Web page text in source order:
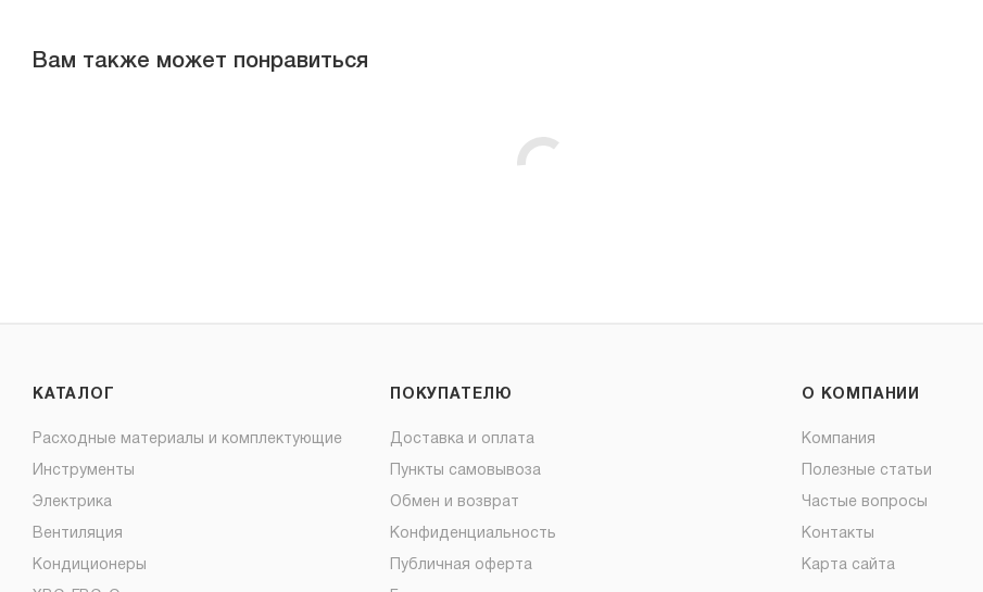
Вам также может понравиться
КАТАЛОГ
Расходные материалы и комплектующие
Инструменты
Электрика
Вентиляция
Кондиционеры
ПОКУПАТЕЛЮ
Доставка и оплата
Пункты самовывоза
Обмен и возврат
Конфиденциальность
Публичная оферта
О КОМПАНИИ
Компания
Полезные статьи
Частые вопросы
Контакты
Карта сайта